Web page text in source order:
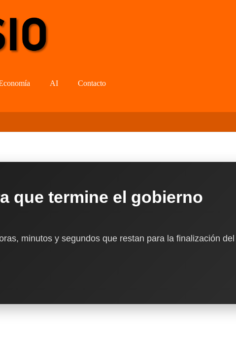
AI Contacto
que termine el gobierno
minutos y segundos que restan para la finalización del